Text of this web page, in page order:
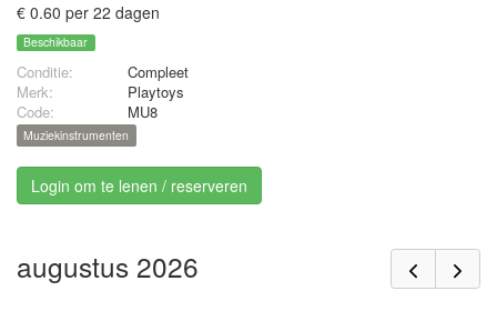
€ 0.60 per 22 dagen
Beschikbaar
Conditie:
Compleet
Merk:
Playtoys
Code:
MU8
Muziekinstrumenten
Login om te lenen / reserveren
augustus 2026